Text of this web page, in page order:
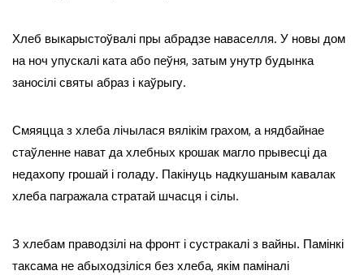
Хлеб выкарыстоўвалі пры абрадзе наваселля. У новы дом
на ноч упускалі ката або пеўня, затым унутр будынка
заносілі святы абраз і каўрыгу.
Смяяцца з хлеба лічылася вялікім грахом, а нядбайнае
стаўленне нават да хлебных крошак магло прывесці да
недахопу грошай і голаду. Пакінуць надкушаным кавалак
хлеба пагражала стратай шчасця і сілы.
З хлебам праводзілі на фронт і сустракалі з вайны. Памінкі
таксама не абыходзіліся без хлеба, якім паміналі